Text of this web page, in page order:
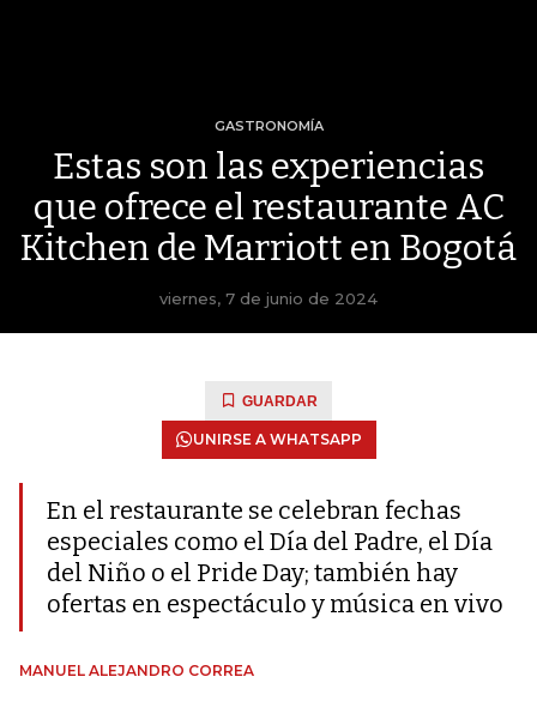
GASTRONOMÍA
Estas son las experiencias
que ofrece el restaurante AC
Kitchen de Marriott en Bogotá
viernes, 7 de junio de 2024
GUARDAR
UNIRSE A WHATSAPP
En el restaurante se celebran fechas
especiales como el Día del Padre, el Día
del Niño o el Pride Day; también hay
ofertas en espectáculo y música en vivo
MANUEL ALEJANDRO CORREA